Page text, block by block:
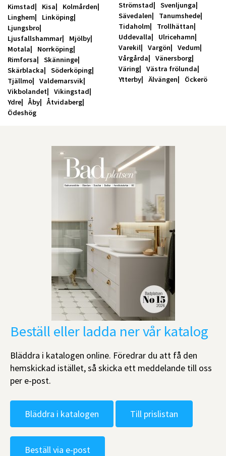
Kimstad Kisa
Kolmården
Linghem
Linköping
Ljungsbro
Ljusfallshammar
Mjölby
Motala
Norrköping
Rimforsa
Skänninge
Skärblacka
Söderköping
Tjällmo
Valdemarsvik
Vikbolandet
Vikingstad
Ydre
Åby
Åtvidaberg
Ödeshög
Strömstad
Svenljunga
Sävedalen
Tanumshede
Tidaholm
Trollhättan
Uddevalla
Ulricehamn
Varekil
Vargön
Vedum
Vårgårda
Vänersborg
Väring
Västra frölunda
Ytterby
Älvängen Öckerö
Beställ eller ladda ner vår katalog
Bläddra i katalogen online. Föredrar du att få den
hemskickad istället, så skicka ett meddelande till oss
per e-post.
Bläddra i katalogen Till prislistan
Beställ via e-post